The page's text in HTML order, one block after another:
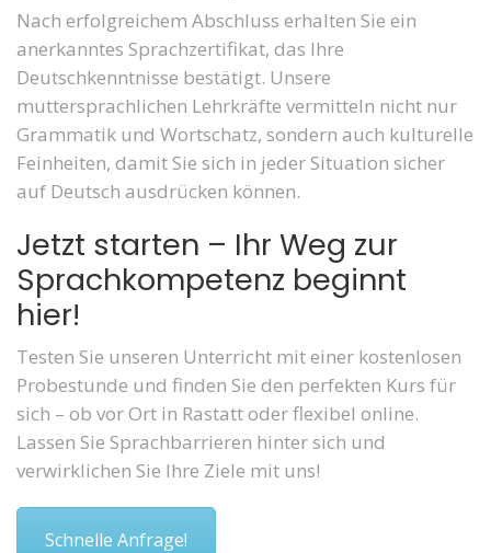
Nach erfolgreichem Abschluss erhalten Sie ein
anerkanntes Sprachzertifikat, das Ihre
Deutschkenntnisse bestätigt. Unsere
muttersprachlichen Lehrkräfte vermitteln nicht nur
Grammatik und Wortschatz, sondern auch kulturelle
Feinheiten, damit Sie sich in jeder Situation sicher
auf Deutsch ausdrücken können.
Jetzt starten – Ihr Weg zur
Sprachkompetenz beginnt
hier!
Testen Sie unseren Unterricht mit einer kostenlosen
Probestunde und finden Sie den perfekten Kurs für
sich – ob vor Ort in Rastatt oder flexibel online.
Lassen Sie Sprachbarrieren hinter sich und
verwirklichen Sie Ihre Ziele mit uns!
Schnelle Anfrage!